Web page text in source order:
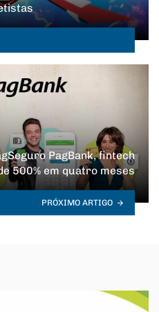
PagBank, fintech
500% em quatro meses
PRÓXIMO ARTIGO